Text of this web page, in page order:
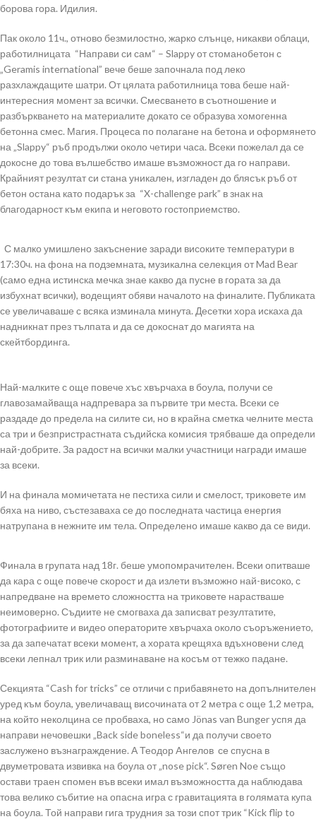
борова гора. Идилия.
Пак около 11ч., отново безмилостно, жарко слънце, никакви облаци,
работилницата “Направи си сам“ – Slappy от стоманобетон с
„Geramis international” вече беше започнала под леко
разхлаждащите шатри. От цялата работилница това беше най-
интересния момент за всички. Смесването в съотношение и
разбъркването на материалите докато се образува хомогенна
бетонна смес. Магия. Процеса по полагане на бетона и оформянето
на „Slappy“ ръб продължи около четири часа. Всеки пожелал да се
докосне до това вълшебство имаше възможност да го направи.
Крайният резултат си стана уникален, изгладен до блясък ръб от
бетон остана като подарък за “X-challenge park” в знак на
благодарност към екипа и неговото гостоприемство.
С малко умишлено закъснение заради високите температури в
17:30ч. на фона на подземната, музикална селекция от Mad Bear
(само една истинска мечка знае какво да пусне в гората за да
избухнат всички), водещият обяви началото на финалите. Публиката
се увеличаваше с всяка изминала минута. Десетки хора искаха да
надникнат през тълпата и да се докоснат до магията на
скейтбординга.
Най-малките с още повече хъс хвърчаха в боула, получи се
главозамайваща надпревара за първите три места. Всеки се
раздаде до предела на силите си, но в крайна сметка челните места
са три и безпристрастната съдийска комисия трябваше да определи
най-добрите. За радост на всички малки участници награди имаше
за всеки.
И на финала момичетата не пестиха сили и смелост, триковете им
бяха на ниво, състезаваха се до последната частица енергия
натрупана в нежните им тела. Определено имаше какво да се види.
Финала в групата над 18г. беше умопомрачителен. Всеки опитваше
да кара с още повече скорост и да излети възможно най-високо, с
напредване на времето сложността на триковете нарастваше
неимоверно. Съдиите не смогваха да записват резултатите,
фотографиите и видео операторите хвърчаха около съоръжението,
за да запечатат всеки момент, а хората крещяха вдъхновени след
всеки лепнал трик или разминаване на косъм от тежко падане.
Секцията “Cash for tricks” се отличи с прибавянето на допълнителен
уред към боула, увеличаващ височината от 2 метра с още 1,2 метра,
на който неколцина се пробваха, но само Jönas van Bunger успя да
направи нечовешки „Back side boneless“и да получи своето
заслужено възнаграждение. А Теодор Aнгелов се спусна в
двуметровата извивка на боула от „nose pick“. Søren Noe също
остави траен спомен във всеки имал възможността да наблюдава
това велико събитие на опасна игра с гравитацията в голямата купа
на боула. Той направи гига трудния за този спот трик “Kick flip to